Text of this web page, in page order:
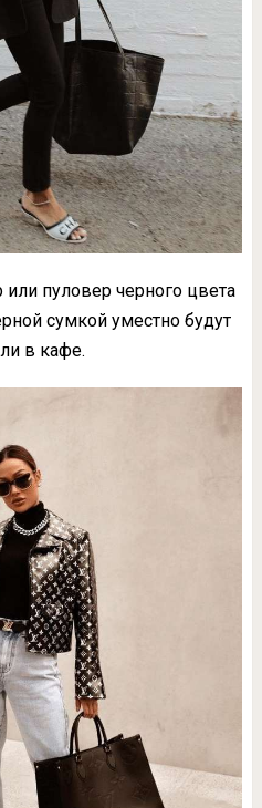
пуловер черного цвета
сумкой уместно будут
в кафе.